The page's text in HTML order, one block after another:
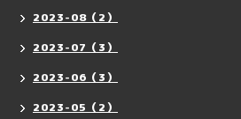
2023-08（2）
2023-07（3）
2023-06（3）
2023-05（2）